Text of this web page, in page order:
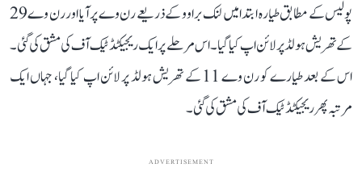
پولیس کے مطابق طیارہ ابتدا میں لنک براوو کے ذریعے رن وے پر آیا اور رن وے 29
کے تھریش ہولڈ پر لائن اپ کیا گیا۔ اس مرحلے پر ایک ریجیکٹڈ ٹیک آف کی مشق کی گئی۔
اس کے بعد طیارے کو رن وے 11 کے تھریش ہولڈ پر لائن اپ کیا گیا، جہاں ایک
مرتبہ پھر ریجیکٹڈ ٹیک آف کی مشق کی گئی۔
ADVERTISEMENT